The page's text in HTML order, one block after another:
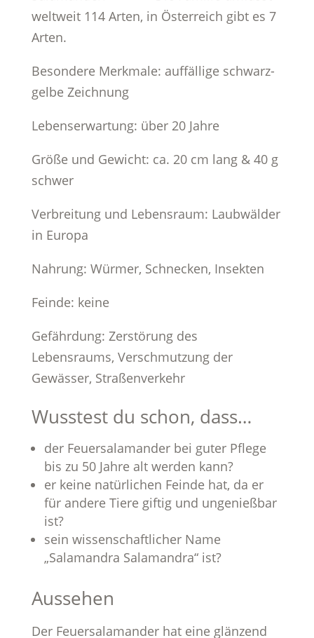
weltweit 114 Arten, in Österreich gibt es 7
Arten.
Besondere Merkmale: auffällige schwarz-
gelbe Zeichnung
Lebenserwartung: über 20 Jahre
Größe und Gewicht: ca. 20 cm lang & 40 g
schwer
Verbreitung und Lebensraum: Laubwälder
in Europa
Nahrung: Würmer, Schnecken, Insekten
Feinde: keine
Gefährdung: Zerstörung des
Lebensraums, Verschmutzung der
Gewässer, Straßenverkehr
Wusstest du schon, dass…
der Feuersalamander bei guter Pflege
bis zu 50 Jahre alt werden kann?
er keine natürlichen Feinde hat, da er
für andere Tiere giftig und ungenießbar
ist?
sein wissenschaftlicher Name
„Salamandra Salamandra“ ist?
Aussehen
Der Feuersalamander hat eine glänzend